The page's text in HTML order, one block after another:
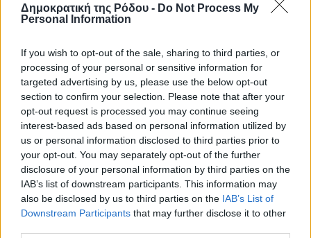
Δημοκρατική της Ρόδου - Do Not Process My
Personal Information
If you wish to opt-out of the sale, sharing to third parties, or
processing of your personal or sensitive information for
targeted advertising by us, please use the below opt-out
section to confirm your selection. Please note that after your
opt-out request is processed you may continue seeing
interest-based ads based on personal information utilized by
us or personal information disclosed to third parties prior to
your opt-out. You may separately opt-out of the further
disclosure of your personal information by third parties on the
IAB’s list of downstream participants. This information may
also be disclosed by us to third parties on the IAB’s List of
Downstream Participants that may further disclose it to other
ΤΡ